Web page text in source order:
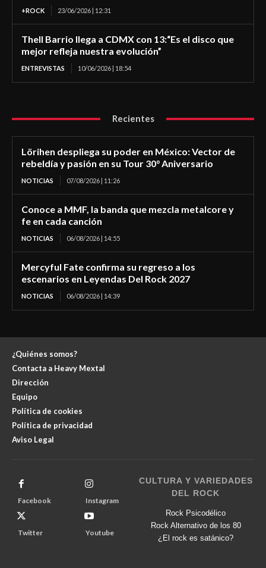
+ROCK 23/06/2026 | 12:31
Thell Barrio llega a CDMX con 13:“Es el disco que
mejor refleja nuestra evolución”
ENTREVISTAS 10/06/2026 | 18:54
Recientes
Lörihen despliega su poder en México: Vector de
rebeldía y pasión en su Tour 30° Aniversario
NOTICIAS 07/08/2026 | 11:26
Conoce a MMF, la banda que mezcla metalcore y
fe en cada canción
NOTICIAS 06/08/2026 | 14:55
Mercyful Fate confirma su regreso a los
escenarios en Leyendas Del Rock 2027
NOTICIAS 06/08/2026 | 14:39
¿Quiénes somos?
Contacta a Heavy Mextal
Dirección
Equipo
Política de cookies
Política de privacidad
Aviso Legal
Facebook Instagram
Twitter Youtube
CULTURA Y VARIEDADES
DEL ROCK
Rock Psicodélico
Rock Alternativo de los 80
¿El rock es satánico?